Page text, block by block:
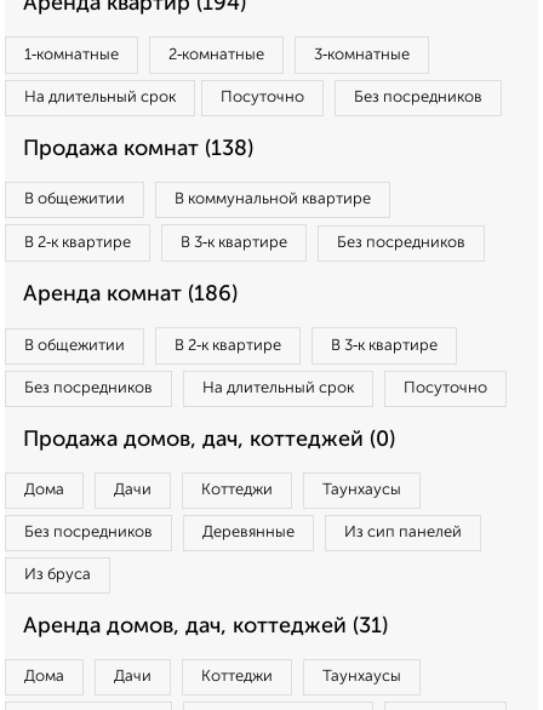
1‑комнатные 2‑комнатные 3‑комнатные
На длительный срок Посуточно Без посредников
Продажа комнат (138)
В общежитии В коммунальной квартире
В 2‑к квартире В 3‑к квартире Без посредников
Аренда комнат (186)
В общежитии В 2‑к квартире В 3‑к квартире
Без посредников На длительный срок Посуточно
Продажа домов, дач, коттеджей (0)
Дома Дачи Коттеджи Таунхаусы
Без посредников Деревянные Из сип панелей
Из бруса
Аренда домов, дач, коттеджей (31)
Дома Дачи Коттеджи Таунхаусы